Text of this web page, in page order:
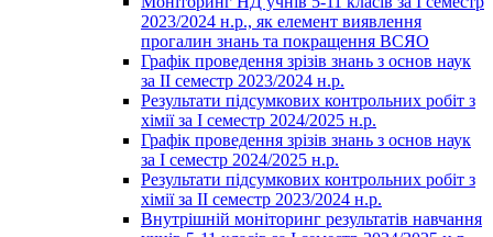
2023/2024 н.р., як елемент виявлення
прогалин знань та покращення ВСЯО
Графік проведення зрізів знань з основ наук
за ІІ семестр 2023/2024 н.р.
Результати підсумкових контрольних робіт з
хімії за І семестр 2024/2025 н.р.
Графік проведення зрізів знань з основ наук
за І семестр 2024/2025 н.р.
Результати підсумкових контрольних робіт з
хімії за ІІ семестр 2023/2024 н.р.
Внутрішній моніторинг результатів навчання